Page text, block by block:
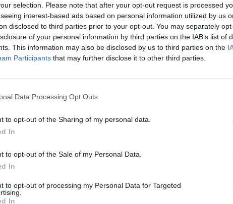
selection. Please note that after your opt-out request is processed
interest-based ads based on personal information utilized by us
disclosed to third parties prior to your opt-out. You may separately
of your personal information by third parties on the IAB’s list of
This information may also be disclosed by us to third parties on the
Participants that may further disclose it to other third parties.
Data Processing Opt Outs
to opt-out of the Sharing of my personal data.
In
to opt-out of the Sale of my Personal Data.
In
to opt-out of processing my Personal Data for Targeted
In
και τον Πολιτισμό!
Ακολουθήστε το Culturenow.gr
Σχετικά Άρθρα